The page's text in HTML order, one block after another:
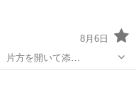
8月6日
片方を開いて添…